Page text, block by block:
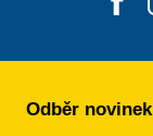
Odběr novinek